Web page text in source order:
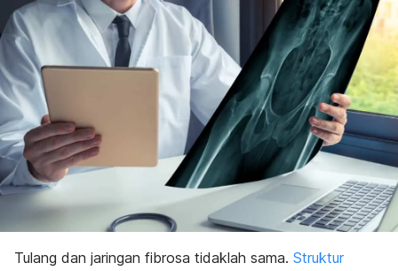
Tulang dan jaringan fibrosa tidaklah sama. Struktur